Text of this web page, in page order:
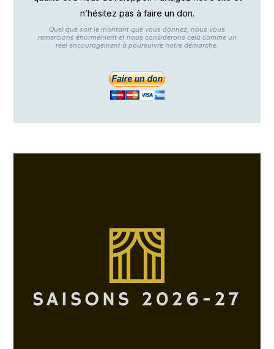
n’hésitez pas à faire un don.
Quel que soit le montant que vous donnez, nous vous
remercions énormément et nous considérons cela comme un
réel encouragement à poursuivre notre démarche.